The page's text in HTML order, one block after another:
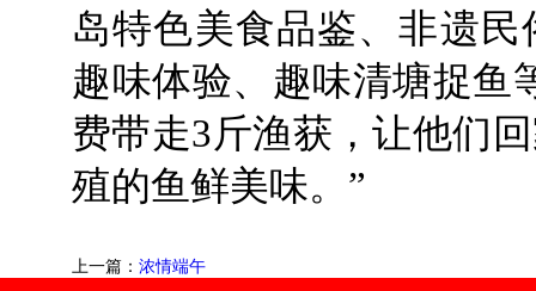
岛特色美食品鉴、非遗
趣味体验、趣味清塘捉鱼
费带走3斤渔获，让他们
殖的鱼鲜美味。”
上一篇： 浓情端午